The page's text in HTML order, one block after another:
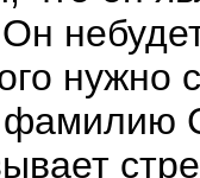
нужно
фамилию